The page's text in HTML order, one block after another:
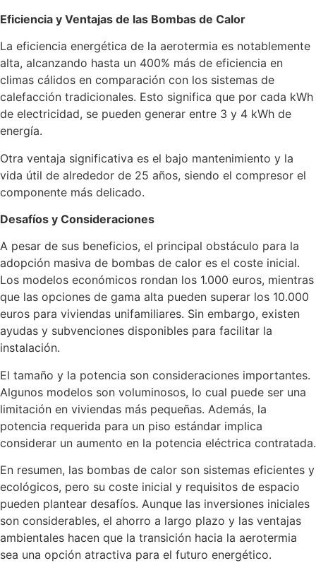
Eficiencia y Ventajas de las Bombas de Calor
La eficiencia energética de la aerotermia es notablemente
alta, alcanzando hasta un 400% más de eficiencia en
climas cálidos en comparación con los sistemas de
calefacción tradicionales. Esto significa que por cada kWh
de electricidad, se pueden generar entre 3 y 4 kWh de
energía.
Otra ventaja significativa es el bajo mantenimiento y la
vida útil de alrededor de 25 años, siendo el compresor el
componente más delicado.
Desafíos y Consideraciones
A pesar de sus beneficios, el principal obstáculo para la
adopción masiva de bombas de calor es el coste inicial.
Los modelos económicos rondan los 1.000 euros, mientras
que las opciones de gama alta pueden superar los 10.000
euros para viviendas unifamiliares. Sin embargo, existen
ayudas y subvenciones disponibles para facilitar la
instalación.
El tamaño y la potencia son consideraciones importantes.
Algunos modelos son voluminosos, lo cual puede ser una
limitación en viviendas más pequeñas. Además, la
potencia requerida para un piso estándar implica
considerar un aumento en la potencia eléctrica contratada.
En resumen, las bombas de calor son sistemas eficientes y
ecológicos, pero su coste inicial y requisitos de espacio
pueden plantear desafíos. Aunque las inversiones iniciales
son considerables, el ahorro a largo plazo y las ventajas
ambientales hacen que la transición hacia la aerotermia
sea una opción atractiva para el futuro energético.